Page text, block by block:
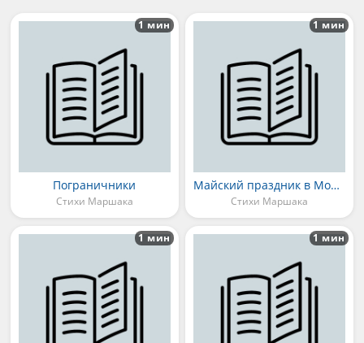
Пограничники
Стихи Маршака
1 мин
Майский праздник в Москве
Стихи Маршака
1 мин
1 мин 1 мин